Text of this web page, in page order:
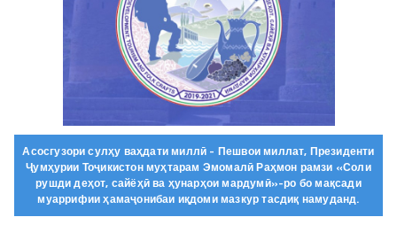
Асосгузори сулҳу ваҳдати миллӣ - Пешвои миллат, Президенти
Ҷумҳурии Тоҷикистон муҳтарам Эмомалӣ Раҳмон рамзи «Соли
рушди деҳот, сайёҳӣ ва ҳунарҳои мардумӣ»-ро бо мақсади
муаррифии ҳамаҷонибаи иқдоми мазкур тасдиқ намуданд.